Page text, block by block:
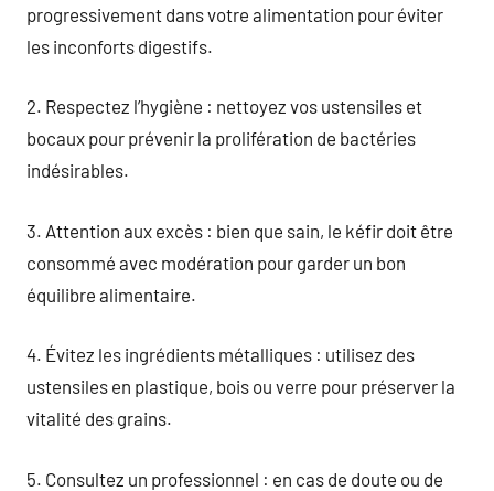
progressivement dans votre alimentation pour éviter
les inconforts digestifs.
2. Respectez l’hygiène : nettoyez vos ustensiles et
bocaux pour prévenir la prolifération de bactéries
indésirables.
3. Attention aux excès : bien que sain, le kéfir doit être
consommé avec modération pour garder un bon
équilibre alimentaire.
4. Évitez les ingrédients métalliques : utilisez des
ustensiles en plastique, bois ou verre pour préserver la
vitalité des grains.
5. Consultez un professionnel : en cas de doute ou de